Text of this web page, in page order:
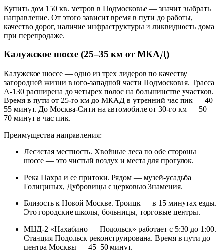
Купить дом 150 кв. метров в Подмосковье — значит выбрать
направление. От этого зависит время в пути до работы,
качество дорог, наличие инфраструктуры и ликвидность дома
при перепродаже.
Калужское шоссе (25–35 км от МКАД)
Калужское шоссе — одно из трех лидеров по качеству
загородной жизни в юго-западной части Подмосковья. Трасса
А-130 расширена до четырех полос на большинстве участков.
Время в пути от 25-го км до МКАД в утренний час пик — 40–
55 минут. До Москва-Сити на автомобиле от 30-го км — 50–
70 минут в час пик.
Преимущества направления:
Лесистая местность. Хвойные леса по обе стороны
шоссе — это чистый воздух и места для прогулок.
Река Пахра и ее притоки. Рядом — музей-усадьба
Голициных, Дубровицы с церковью Знамения.
Близость к Новой Москве. Троицк — в 15 минутах езды.
Это городские школы, больницы, торговые центры.
МЦД-2 «Нахабино — Подольск» работает с 5:30 до 1:00.
Станция Подольск реконструирована. Время в пути до
центра Москвы — 45–50 минут.